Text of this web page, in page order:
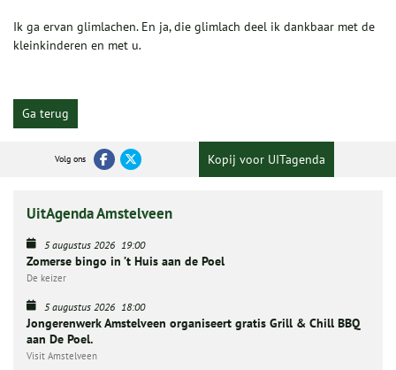
Ik ga ervan glimlachen. En ja, die glimlach deel ik dankbaar met de
kleinkinderen en met u.
Ga terug
Volg ons Kopij voor UITagenda
UitAgenda Amstelveen
5 augustus 2026 19:00
Zomerse bingo in ’t Huis aan de Poel
De keizer
5 augustus 2026 18:00
Jongerenwerk Amstelveen organiseert gratis Grill & Chill BBQ
aan De Poel.
Visit Amstelveen